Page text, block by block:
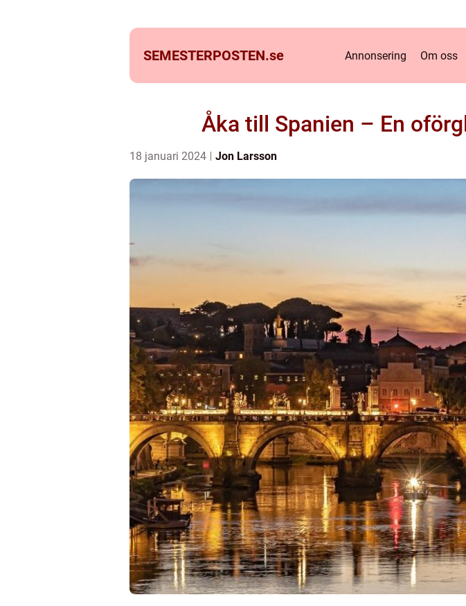
SEMESTERPOSTEN.se Annonsering Om oss
Åka till Spanien – En
18 januari 2024 Jon Larsson